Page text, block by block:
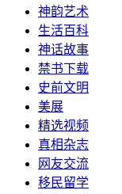
神韵艺术
生活百科
神话故事
禁书下载
史前文明
美展
精选视频
真相杂志
网友交流
移民留学